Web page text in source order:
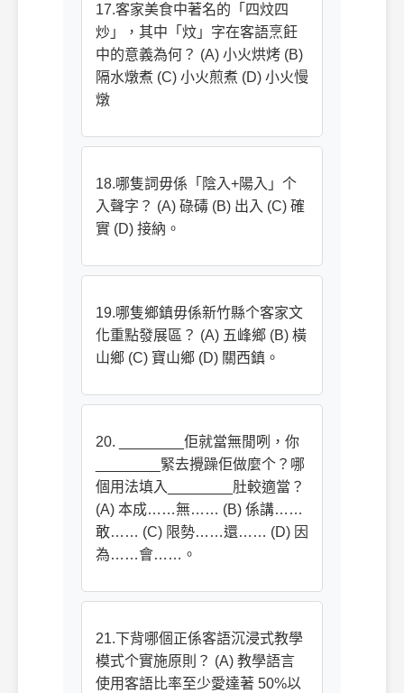
17.客家美食中著名的「四炆四
炒」，其中「炆」字在客語烹飪
中的意義為何？ (A) 小火烘烤 (B)
隔水燉煮 (C) 小火煎煮 (D) 小火慢
燉
18.哪隻詞毋係「陰入+陽入」个
入聲字？ (A) 碌碡 (B) 出入 (C) 確
實 (D) 接納。
19.哪隻鄉鎮毋係新竹縣个客家文
化重點發展區？ (A) 五峰鄉 (B) 橫
山鄉 (C) 寶山鄉 (D) 關西鎮。
20. ________佢就當無閒咧，你
________緊去攪躁佢做麼个？哪
個用法填入________肚較適當？
(A) 本成……無…… (B) 係講……
敢…… (C) 限勢……還…… (D) 因
為……會……。
21.下背哪個正係客語沉浸式教學
模式个實施原則？ (A) 教學語言
使用客語比率至少愛達著 50%以